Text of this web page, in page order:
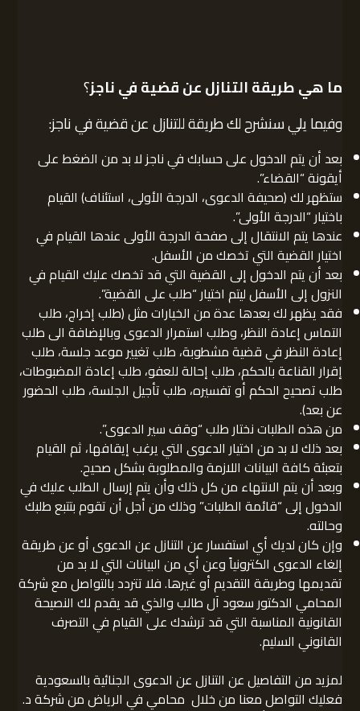
ما هي طريقة التنازل عن قضية في ناجز؟
وفيما يلي سنشرح لك طريقة للتنازل عن قضية في ناجز:
بعد أن يتم الدخول على حسابك في ناجز لا بد من الضغط على
أيقونة “القضاء”.
ستظهر لك (صحيفة الدعوى، الدرجة الأولى، استئناف) القيام
باختيار “الدرجة الأولى”.
عندها يتم الانتقال إلى صفحة الدرجة الأولى عندها القيام في
اختيار القضية التي تخصك من الأسفل.
بعد أن يتم الدخول إلى القضية التي قد تخصك عليك القيام في
النزول إلى الأسفل ليتم اختيار “طلب على القضية”.
فقد يظهر لك بعدها عدة من الخيارات مثل (طلب إخراج، طلب
التماس إعادة النظر، وطلب استمرار الدعوى وبالإضافة الى طلب
إعادة النظر في قضية مشطوبة، طلب تغيير موعد جلسة، طلب
إقرار القناعة بالحكم، طلب إحالة للعفو، طلب إعادة المضبوطات،
طلب تصحيح الحكم أو تفسيره، طلب تأجيل الجلسة، طلب الحضور
عن بعد).
من هذه الطلبات نختار طلب “وقف سير الدعوى”.
بعد ذلك لا بد من اختيار الدعوى التي يرغب إيقافها، ثم القيام
بتعبئة كافة البيانات اللازمة والمطلوبة بشكل صحيح.
وبعد أن يتم الانتهاء من كل ذلك وأن يتم إرسال الطلب عليك في
الدخول إلى “قائمة الطلبات” وذلك من أجل أن تقوم بتتبع طلبك
وحالته.
وإن كان لديك أي استفسار عن التنازل عن الدعوى أو عن طريقة
إلغاء الدعوى الكترونياً وعن أي من البيانات التي لا بد من
تقديمها وطريقة التقديم أو غيرها. فلا تتردد بالتواصل مع شركة
المحامي الدكتور سعود آل طالب والذي قد يقدم لك النصيحة
القانونية المناسبة التي قد ترشدك على القيام في التصرف
القانوني السليم.
لمزيد من التفاصيل عن التنازل عن الدعوى الجنائية بالسعودية
فعليك التواصل معنا من خلال محامي في الرياض من شركة د.